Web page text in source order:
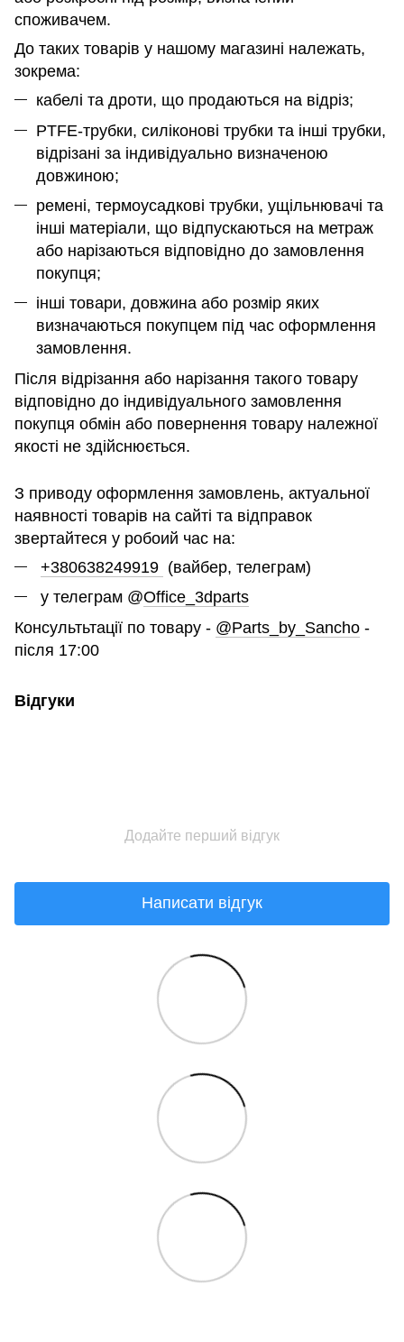
споживачем.
До таких товарів у нашому магазині належать,
зокрема:
кабелі та дроти, що продаються на відріз;
PTFE-трубки, силіконові трубки та інші трубки,
відрізані за індивідуально визначеною
довжиною;
ремені, термоусадкові трубки, ущільнювачі та
інші матеріали, що відпускаються на метраж
або нарізаються відповідно до замовлення
покупця;
інші товари, довжина або розмір яких
визначаються покупцем під час оформлення
замовлення.
Після відрізання або нарізання такого товару
відповідно до індивідуального замовлення
покупця обмін або повернення товару належної
якості не здійснюється.
З приводу оформлення замовлень, актуальної
наявності товарів на сайті та відправок
звертайтеся у робоий час на:
+380638249919 (вайбер, телеграм)
у телеграм @Office_3dparts
Консультьтації по товару - @Parts_by_Sancho -
після 17:00
Відгуки
Додайте перший відгук
Написати відгук